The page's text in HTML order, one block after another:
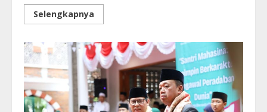
Selengkapnya